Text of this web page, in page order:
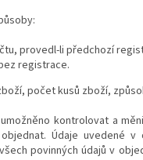
provedl-li předchozí
registrace.
počet kusů zboží,
kontrolovat a
Údaje uvedené
povinných údajů v